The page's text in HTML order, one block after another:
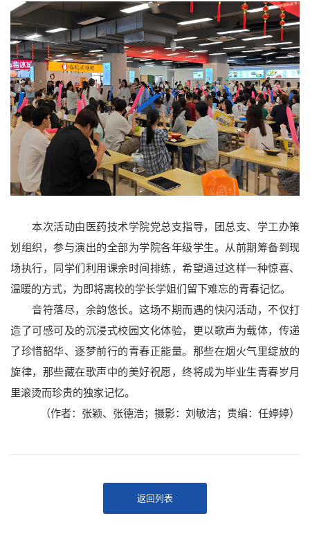
本次活动由医药技术学院党总支指导，团总支、学工办策
划组织，参与演出的全部为学院各年级学生。从前期筹备到现
场执行，同学们利用课余时间排练，希望通过这样一种惊喜、
温暖的方式，为即将离校的学长学姐们留下难忘的青春记忆。
音符落尽，余韵悠长。这场不期而遇的快闪活动，不仅打
造了可感可及的沉浸式校园文化体验，更以歌声为载体，传递
了珍惜韶华、逐梦前行的青春正能量。那些在烟火气里绽放的
旋律，那些藏在歌声中的美好祝愿，终将成为毕业生青春岁月
里滚烫而珍贵的独家记忆。
（作者：张颖、张德浩；摄影：刘敏洁；责编：任婷婷）
返回列表